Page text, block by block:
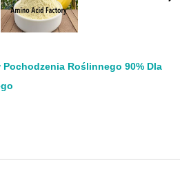
Roślinnego 90% Dla